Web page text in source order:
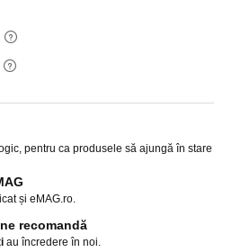
pentru ca produsele să ajungă în stare
și eMAG.ro.
recomandă
au încredere în noi.